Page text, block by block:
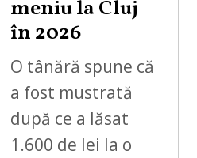
meniu la Cluj
în 2026
O tânără spune că
a fost mustrată
după ce a lăsat
1.600 de lei la o